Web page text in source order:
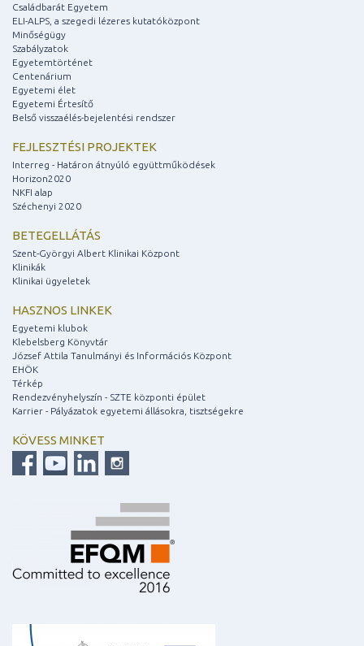
Családbarát Egyetem
ELI-ALPS, a szegedi lézeres kutatóközpont
Minőségügy
Szabályzatok
Egyetemtörténet
Centenárium
Egyetemi élet
Egyetemi Értesítő
Belső visszaélés-bejelentési rendszer
FEJLESZTÉSI PROJEKTEK
Interreg - Határon átnyúló együttműködések
Horizon2020
NKFI alap
Széchenyi 2020
BETEGELLÁTÁS
Szent-Györgyi Albert Klinikai Központ
Klinikák
Klinikai ügyeletek
HASZNOS LINKEK
Egyetemi klubok
Klebelsberg Könyvtár
József Attila Tanulmányi és Információs Központ
EHÖK
Térkép
Rendezvényhelyszín - SZTE központi épület
Karrier - Pályázatok egyetemi állásokra, tisztségekre
KÖVESS MINKET